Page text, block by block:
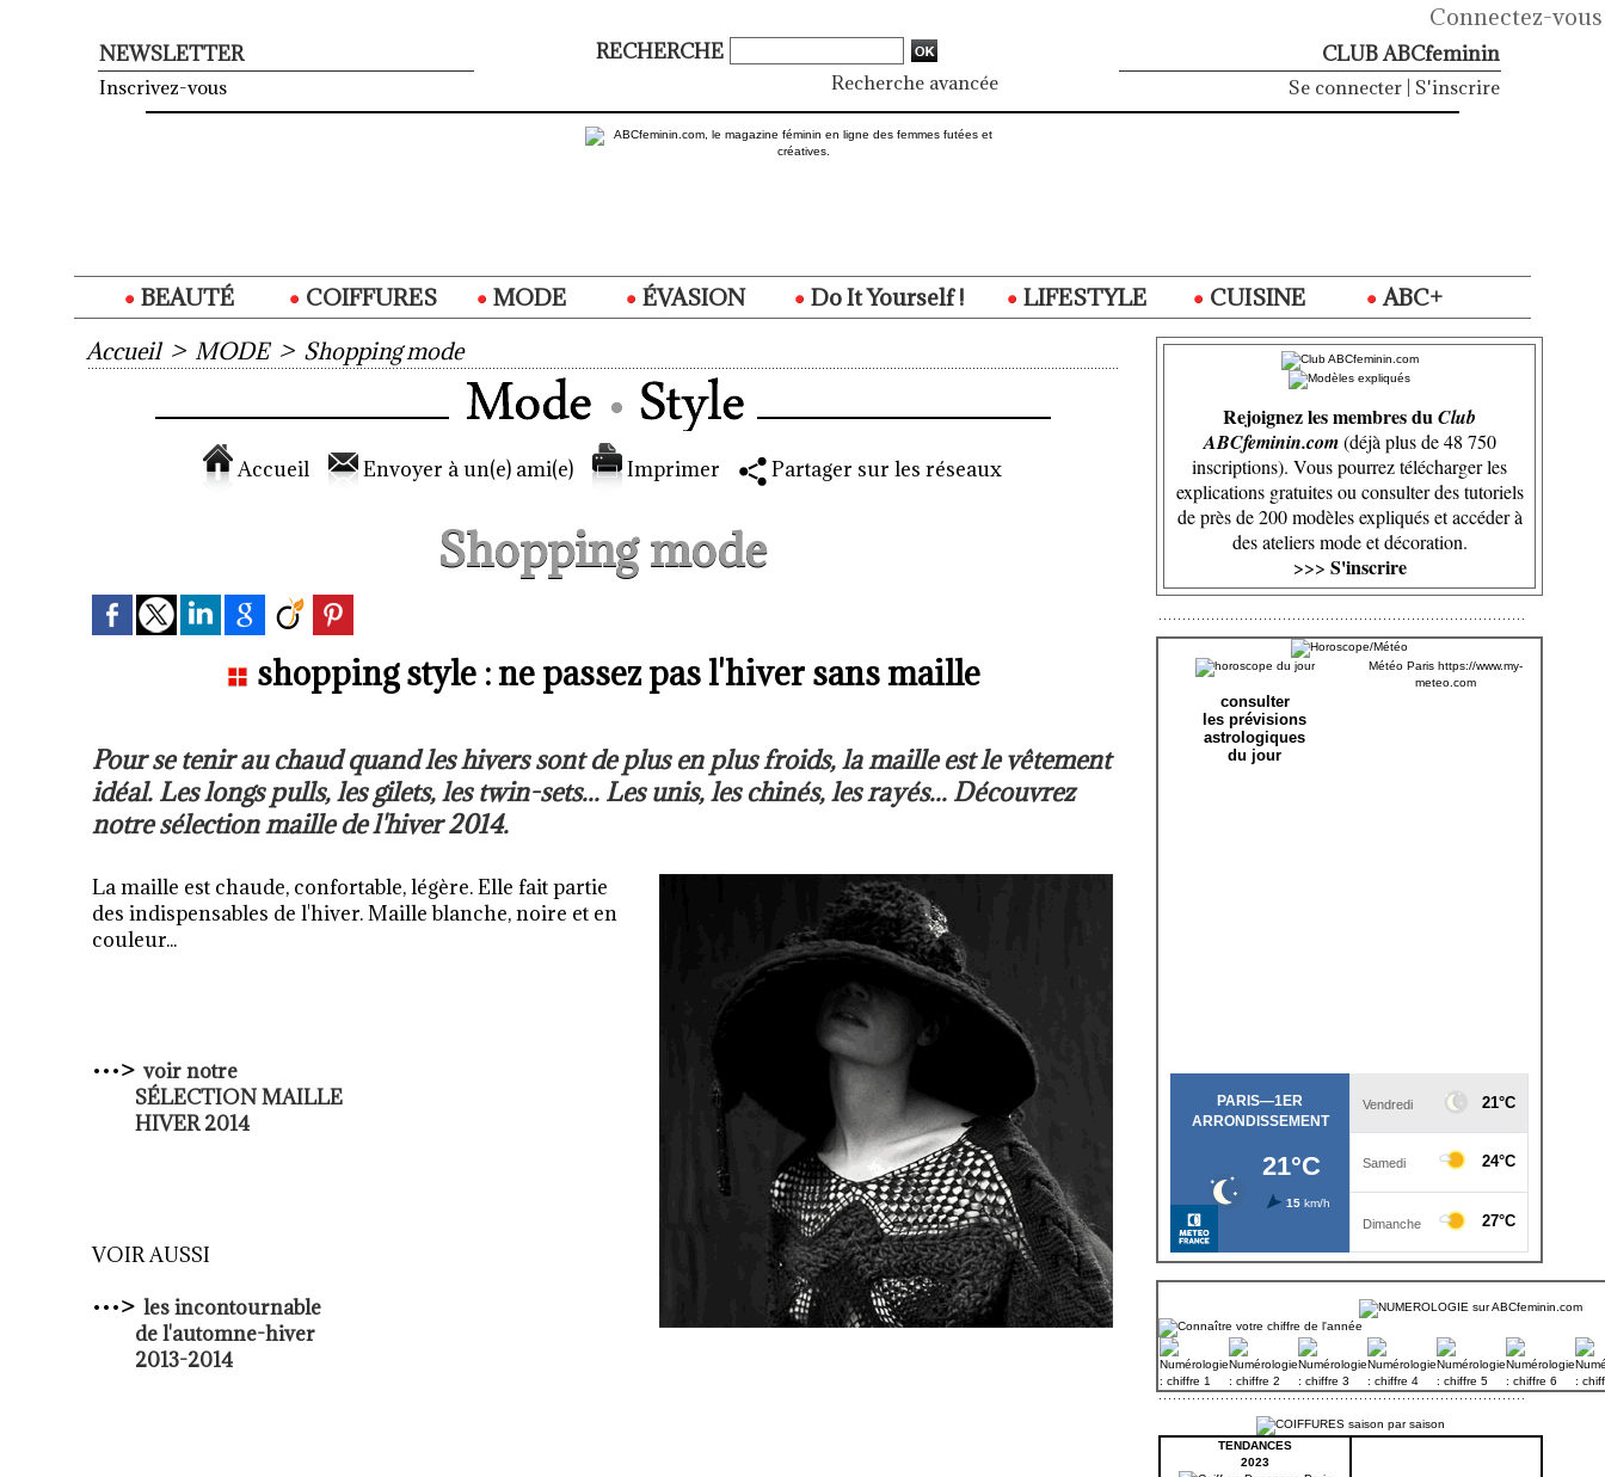
Connectez-vous
NEWSLETTER
Inscrivez-vous
RECHERCHE
Recherche avancée
CLUB ABCfeminin
Se connecter S'inscrire
BEAUTÉ COIFFURES MODE ÉVASION Do It Yourself ! LIFESTYLE CUISINE
ABC+
Accueil > MODE > Shopping mode
Accueil Envoyer à un(e) ami(e) Imprimer Partager sur les réseaux
Shopping mode
shopping style : ne passez pas l'hiver sans maille
Pour se tenir au chaud quand les hivers sont de plus en plus froids, la maille est le vêtement
idéal. Les longs pulls, les gilets, les twin-sets... Les unis, les chinés, les rayés... Découvrez
notre sélection maille de l'hiver 2014.
La maille est chaude, confortable, légère. Elle fait partie
des indispensables de l'hiver. Maille blanche, noire et en
couleur...
•••> voir notre
SÉLECTION MAILLE
HIVER 2014
VOIR AUSSI
•••> les incontournable
de l'automne-hiver
2013-2014
Rejoignez les membres duClub
ABCfeminin.com(déjà plus de 48 750
inscriptions). Vous pourrez télécharger les
explications gratuites ou consulter des tutoriels
de près de 200 modèles expliqués et accéder à
des ateliers mode et décoration.
>>> S'inscrire
consulter
les prévisions
astrologiques
du jour
Météo Paris https://www.my-
meteo.com
TENDANCES
2023